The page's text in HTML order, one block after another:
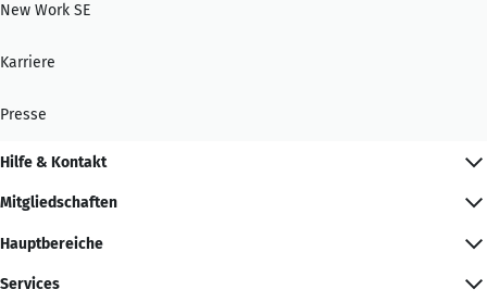
New Work SE
Karriere
Presse
Hilfe & Kontakt
Mitgliedschaften
Hauptbereiche
Services